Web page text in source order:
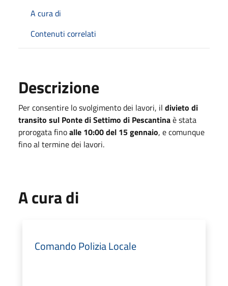
A cura di
Contenuti correlati
Descrizione
Per consentire lo svolgimento dei lavori, il divieto di
transito sul Ponte di Settimo di Pescantinaè stata
prorogata finoalle 10:00 del 15 gennaio, e comunque
fino al termine dei lavori.
A cura di
Comando Polizia Locale